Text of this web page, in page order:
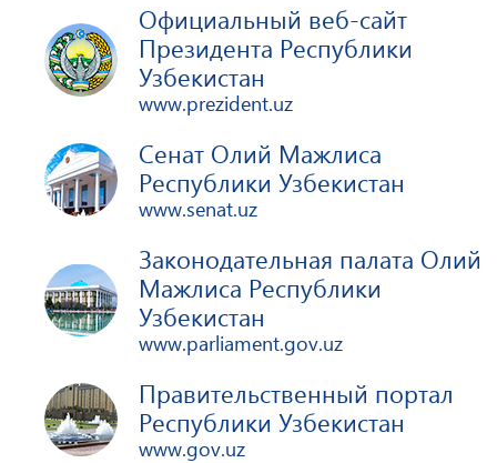
Официальный веб-сайт
Президента Республики
Узбекистан
www.prezident.uz
Сенат Олий Мажлиса
Республики Узбекистан
www.senat.uz
Законодательная палата Олий
Мажлиса Республики
Узбекистан
www.parliament.gov.uz
Правительственный портал
Республики Узбекистан
www.gov.uz